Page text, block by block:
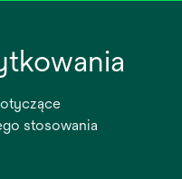
stosowania